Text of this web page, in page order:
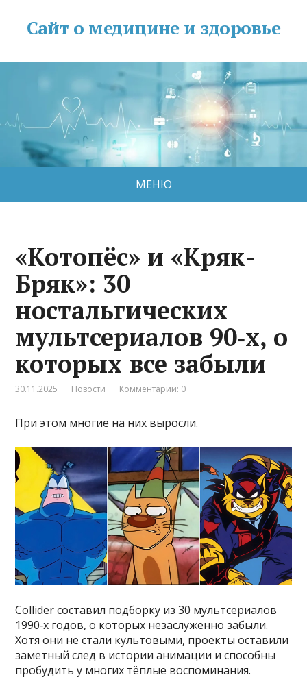
Сайт о медицине и здоровье
МЕНЮ
«Котопёс» и «Кряк-
Бряк»: 30
ностальгических
мультсериалов 90‑х, о
которых все забыли
30.11.2025 Новости Комментарии: 0
При этом многие на них выросли.
Collider составил подборку из 30 мультсериалов
1990‑х годов, о которых незаслуженно забыли.
Хотя они не стали культовыми, проекты оставили
заметный след в истории анимации и способны
пробудить у многих тёплые воспоминания.